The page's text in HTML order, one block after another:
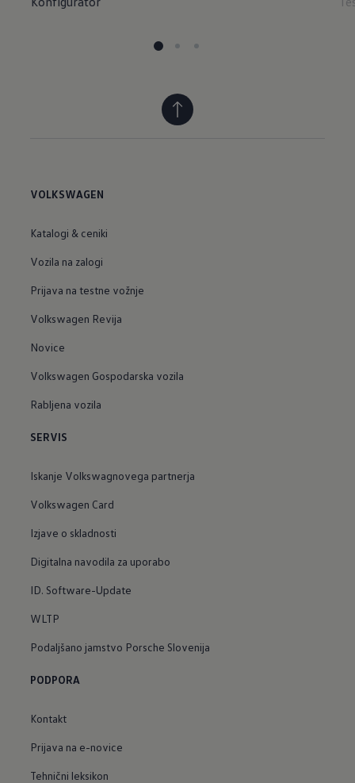
VOLKSWAGEN
Katalogi & ceniki
Vozila na zalogi
Prijava na testne vožnje
Volkswagen Revija
Novice
Volkswagen Gospodarska vozila
Rabljena vozila
SERVIS
Iskanje Volkswagnovega partnerja
Volkswagen Card
Izjave o skladnosti
Digitalna navodila za uporabo
ID. Software-Update
WLTP
Podaljšano jamstvo Porsche Slovenija
PODPORA
Kontakt
Prijava na e-novice
Tehnični leksikon